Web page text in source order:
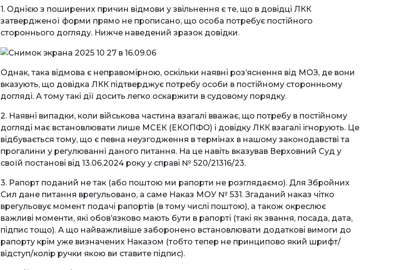
1. Однією з поширених причин відмови у звільнення є те, що в довідці ЛКК
затвердженої форми прямо не прописано, що особа потребує постійного
стороннього догляду. Нижче наведений зразок довідки.
Однак, така відмова є неправомірною, оскільки наявні роз’яснення від МОЗ, де вони
вказують, що довідка ЛКК підтверджує потребу особи в постійному сторонньому
догляді. А тому такі дії досить легко оскаржити в судовому порядку.
2. Наявні випадки, коли військова частина взагалі вважає, що потребу в постійному
догляді має встановлювати лише МСЕК (ЕКОПФО) і довідку ЛКК взагалі ігнорують. Це
відбувається тому, що є певна неузгодження в термінах в нашому законодавстві та
прогалини у регулюванні даного питання. На це навіть вказував Верховний Суд у
своїй постанові від 13.06.2024 року у справі № 520/21316/23.
3. Рапорт поданий не так (або поштою ми рапорти не розглядаємо). Для Збройних
Сил дане питання врегульовано, а саме Наказ МОУ № 531. Згаданий наказ чітко
врегульовує момент подачі рапортів (в тому числі поштою), а також окреслює
важливі моменти, які обов’язково мають бути в рапорті (такі як звання, посада, дата,
підпис тощо). А що найважливіше заборонено встановлювати додаткові вимоги до
рапорту крім уже визначених Наказом (тобто тепер не принципово який шрифт/
відступ/колір ручки якою ви ставите підпис).